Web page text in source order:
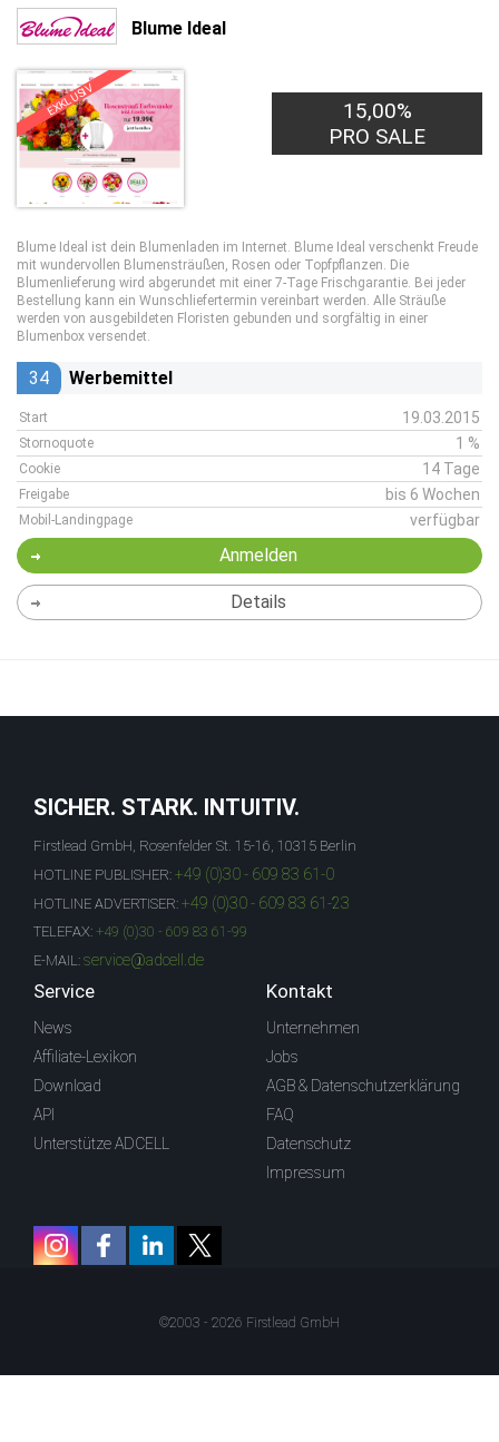
Blume Ideal
EXKLUSIV
15,00%
PRO SALE
Blume Ideal ist dein Blumenladen im Internet. Blume Ideal verschenkt Freude
mit wundervollen Blumensträußen, Rosen oder Topfpflanzen. Die
Blumenlieferung wird abgerundet mit einer 7-Tage Frischgarantie. Bei jeder
Bestellung kann ein Wunschliefertermin vereinbart werden. Alle Sträuße
werden von ausgebildeten Floristen gebunden und sorgfältig in einer
Blumenbox versendet.
34 Werbemittel
Start 19.03.2015
Stornoquote 1 %
Cookie 14 Tage
Freigabe bis 6 Wochen
Mobil-Landingpage verfügbar
Anmelden
Details
SICHER. STARK. INTUITIV.
Firstlead GmbH, Rosenfelder St. 15-16, 10315 Berlin
HOTLINE PUBLISHER: +49 (0)30 - 609 83 61-0
HOTLINE ADVERTISER: +49 (0)30 - 609 83 61-23
TELEFAX: +49 (0)30 - 609 83 61-99
E-MAIL: service@adcell.de
Service
News
Affiliate-Lexikon
Download
API
Unterstütze ADCELL
Kontakt
Unternehmen
Jobs
AGB & Datenschutzerklärung
FAQ
Datenschutz
Impressum
©2003 - 2026 Firstlead GmbH